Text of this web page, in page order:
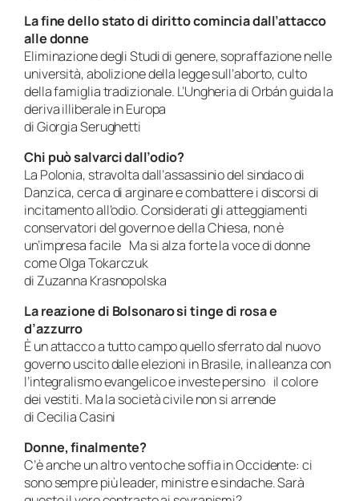
La fine dello stato di diritto comincia dall’attacco
alle donne
Eliminazione degli Studi di genere, sopraffazione nelle
università, abolizione della legge sull’aborto, culto
della famiglia tradizionale. L’Ungheria di Orbán guida la
deriva illiberale in Europa
di Giorgia Serughetti
Chi può salvarci dall’odio?
La Polonia, stravolta dall’assassinio del sindaco di
Danzica, cerca di arginare e combattere i discorsi di
incitamento all’odio. Considerati gli atteggiamenti
conservatori del governo e della Chiesa, non è
un’impresa facile Ma si alza forte la voce di donne
come Olga Tokarczuk
di Zuzanna Krasnopolska
La reazione di Bolsonaro si tinge di rosa e
d’azzurro
È un attacco a tutto campo quello sferrato dal nuovo
governo uscito dalle elezioni in Brasile, in alleanza con
l’integralismo evangelico e investe persino il colore
dei vestiti. Ma la società civile non si arrende
di Cecilia Casini
Donne, finalmente?
C’è anche un altro vento che soffia in Occidente: ci
sono sempre più leader, ministre e sindache. Sarà